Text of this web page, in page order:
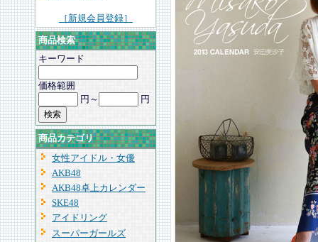
［新規会員登録］
商品検索
キーワード
価格範囲
円～
円
商品カテゴリ
女性アイドル・女優
AKB48
AKB48卓上カレンダー
SKE48
アイドリング
スーパーガールズ